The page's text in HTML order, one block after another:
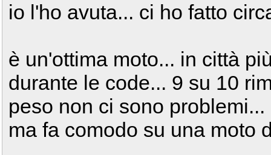
io l'ho avuta... ci ho fatto
è un'ottima moto... in città
durante le code... 9 su 10
peso non ci sono
ma fa comodo su una moto